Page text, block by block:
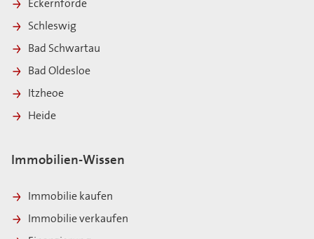
Eckernförde
Schleswig
Bad Schwartau
Bad Oldesloe
Itzheoe
Heide
Immobilien-Wissen
Immobilie kaufen
Immobilie verkaufen